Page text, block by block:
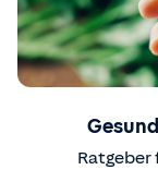
Ratgeber